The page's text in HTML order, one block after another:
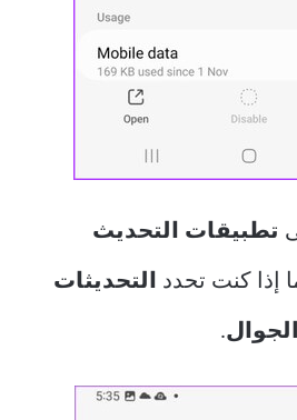
تطبيقات التحديث
إذا كنت تحدد التحديثات
.